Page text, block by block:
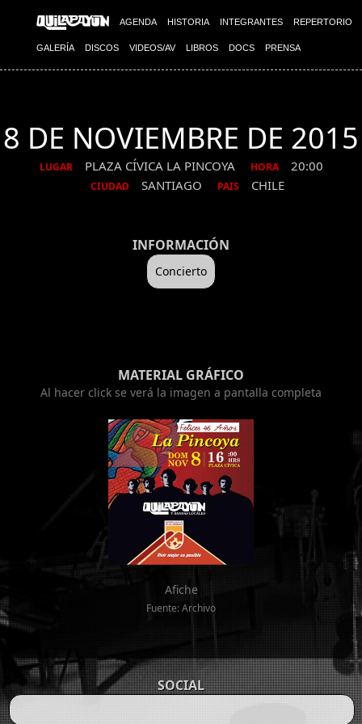
AGENDA HISTORIA INTEGRANTES REPERTORIO
GALERÍA DISCOS VIDEOS/AV LIBROS DOCS PRENSA
8 DE NOVIEMBRE DE 2015
LUGAR PLAZA CÍVICA LA PINCOYA HORA 20:00
CIUDAD SANTIAGO PAIS CHILE
INFORMACIÓN
Concierto
MATERIAL GRÁFICO
Al hacer click se verá la imagen a pantalla completa
Afiche
Fuente: Archivo
SOCIAL